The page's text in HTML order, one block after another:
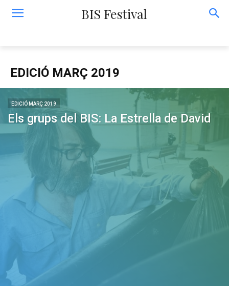
BIS Festival
EDICIÓ MARÇ 2019
EDICIÓ MARÇ 2019
Els grups del BIS: La Estrella de David